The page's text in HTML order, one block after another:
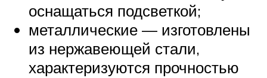
оснащаться подсветкой;
металлические — изготовлены
из нержавеющей стали,
характеризуются прочностью